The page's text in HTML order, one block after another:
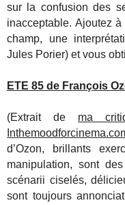
sur la confusion des
inacceptable. Ajoutez
champ, une
Jules Porier) et vous
ETE 85 de François
(Extrait de ma
d’Ozon, brillants
manipulation, sont
scénarii ciselés,
sont toujours